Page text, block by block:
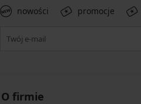
nowości promocje
O firmie